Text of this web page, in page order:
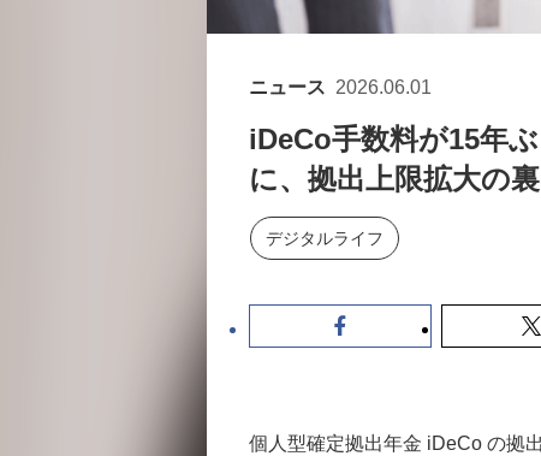
ニュース 2026.06.01
iDeCo手数料が15年
に、拠出上限拡大の
デジタルライフ
個人型確定拠出年金 iDeCo の拠